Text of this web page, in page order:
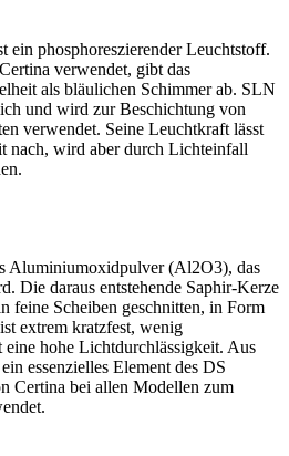
phosphoreszierender Leuchtstoff.
verwendet, gibt das
als bläulichen Schimmer ab. SLN
und wird zur Beschichtung von
verwendet. Seine Leuchtkraft lässt
nach, wird aber durch Lichteinfall
Aluminiumoxidpulver (Al2O3), das
Die daraus entstehende Saphir-Kerze
feine Scheiben geschnitten, in Form
extrem kratzfest, wenig
hohe Lichtdurchlässigkeit. Aus
essenzielles Element des DS
Certina bei allen Modellen zum